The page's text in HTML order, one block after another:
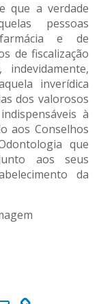
que a verdade
pessoas
e de
de fiscalização
inverídica
dos valorosos
à
aos Conselhos
que
aos seus
da